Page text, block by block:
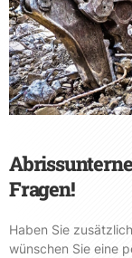
Fragen!
Haben Sie
wünschen Sie eine